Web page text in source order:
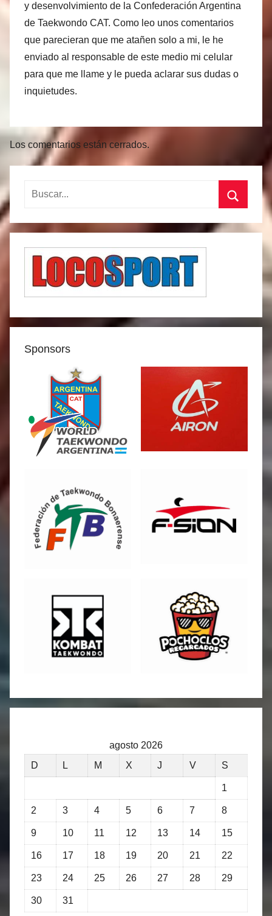
y desenvolvimiento de la Confederación Argentina
de Taekwondo CAT. Como leo unos comentarios
que parecieran que me atañen solo a mi, le he
enviado al responsable de este medio mi celular
para que me llame y le pueda aclarar sus dudas o
inquietudes.
Los comentarios están cerrados.
Buscar:
Sponsors
agosto 2026
D
L M X J V S
1
2 3 4 5 6 7 8
9 10 11 12 13 14 15
16 17 18 19 20 21 22
23 24 25 26 27 28 29
30 31